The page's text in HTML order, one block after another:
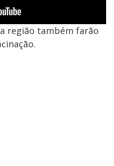
região também farão